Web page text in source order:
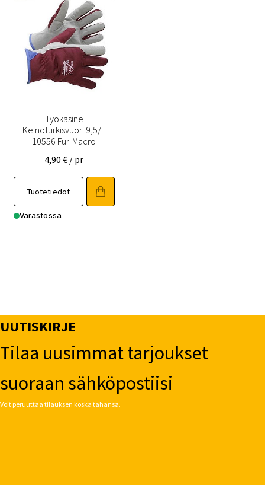
Työkäsine
Keinoturkisvuori 9,5/L
10556 Fur-Macro
4,90€ / pr
Tuotetiedot
Varastossa
UUTISKIRJE
Tilaa uusimmat tarjoukset
suoraan sähköpostiisi
Voit peruuttaa tilauksen koska tahansa.